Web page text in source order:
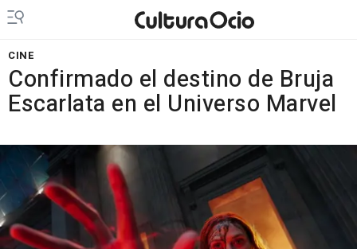
CINE
Confirmado el destino de Bruja
Escarlata en el Universo Marvel